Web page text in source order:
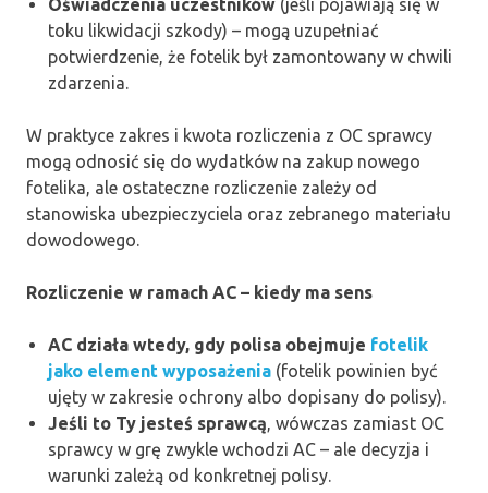
Oświadczenia uczestników (jeśli pojawiają się w
toku likwidacji szkody) – mogą uzupełniać
potwierdzenie, że fotelik był zamontowany w chwili
zdarzenia.
W praktyce zakres i kwota rozliczenia z OC sprawcy
mogą odnosić się do wydatków na zakup nowego
fotelika, ale ostateczne rozliczenie zależy od
stanowiska ubezpieczyciela oraz zebranego materiału
dowodowego.
Rozliczenie w ramach AC – kiedy ma sens
AC działa wtedy, gdy polisa obejmuje fotelik
jako element wyposażenia (fotelik powinien być
ujęty w zakresie ochrony albo dopisany do polisy).
Jeśli to Ty jesteś sprawcą, wówczas zamiast OC
sprawcy w grę zwykle wchodzi AC – ale decyzja i
warunki zależą od konkretnej polisy.